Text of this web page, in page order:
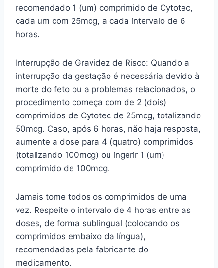
recomendado 1 (um) comprimido de Cytotec,
cada um com 25mcg, a cada intervalo de 6
horas.
Interrupção de Gravidez de Risco: Quando a
interrupção da gestação é necessária devido à
morte do feto ou a problemas relacionados, o
procedimento começa com de 2 (dois)
comprimidos de Cytotec de 25mcg, totalizando
50mcg. Caso, após 6 horas, não haja resposta,
aumente a dose para 4 (quatro) comprimidos
(totalizando 100mcg) ou ingerir 1 (um)
comprimido de 100mcg.
Jamais tome todos os comprimidos de uma
vez. Respeite o intervalo de 4 horas entre as
doses, de forma sublingual (colocando os
comprimidos embaixo da língua),
recomendadas pela fabricante do
medicamento.